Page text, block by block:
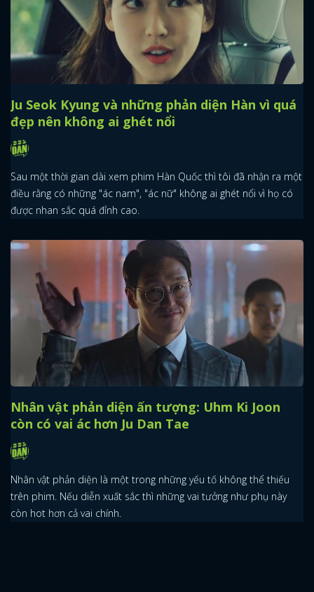
Ju Seok Kyung và những phản diện Hàn vì quá
đẹp nên không ai ghét nổi
Sau một thời gian dài xem phim Hàn Quốc thì tôi đã nhận ra một
điều rằng có những "ác nam", "ác nữ" không ai ghét nổi vì họ có
được nhan sắc quá đỉnh cao.
Nhân vật phản diện ấn tượng: Uhm Ki Joon
còn có vai ác hơn Ju Dan Tae
Nhân vật phản diện là một trong những yếu tố không thể thiếu
trên phim. Nếu diễn xuất sắc thì những vai tưởng như phụ này
còn hot hơn cả vai chính.